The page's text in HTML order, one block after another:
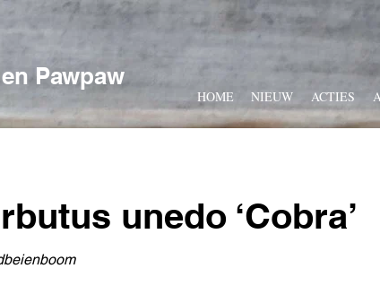
Pawpaw
HOME NIEUW ACTIES
unedo ‘Cobra’